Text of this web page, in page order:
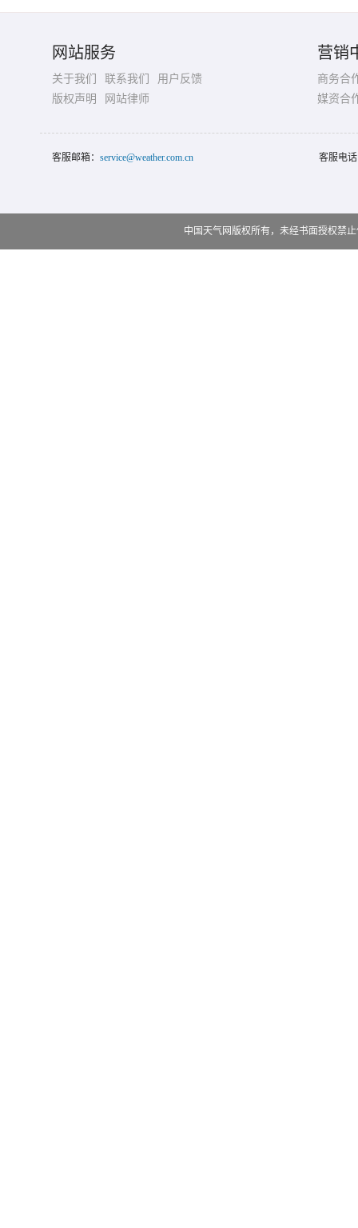
网站服务
关于我们 联系我们
用户反馈
版权声明
网站律师
营销
商务合
媒资合
客服邮箱： service@weather.com.cn 客服电
中国天气网版权所有，未经书面授权